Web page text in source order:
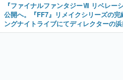
『ファイナルファンタジーⅦ リベレー
公開へ。『FF7』リメイクシリーズの
ングナイトライブにてディレクターの